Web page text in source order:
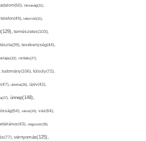
társaság(31),
telefon(49), televízió(31),
természetes(103),
tészta(39), tevékenység(44),
törődés(27),
tudomány(106), túlsúly(72),
uborka(26), újév(42),
ünnep(148),
város(24), vas(64),
vegyszer(28),
vérnyomás(125),